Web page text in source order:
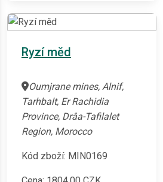
Ryzí měd
Oumjrane mines, Alnif,
Tarhbalt, Er Rachidia
Province, Drâa-Tafilalet
Region, Morocco
Kód zboží: MIN0169